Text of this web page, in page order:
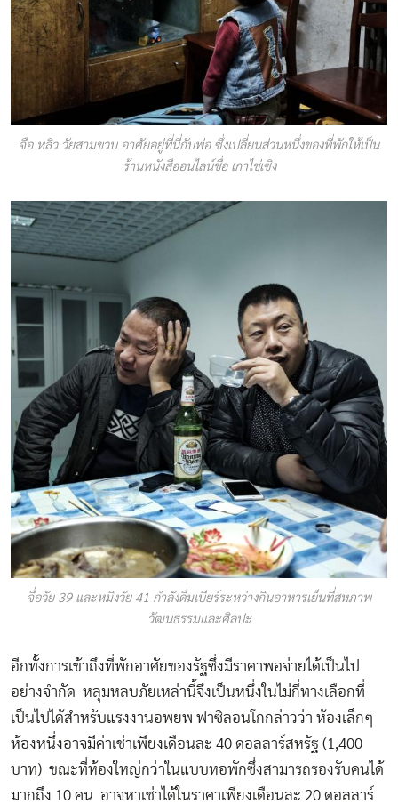
จือ หลิว วัยสามขวบ อาศัยอยู่ที่นี่กับพ่อ ซึ่งเปลี่ยนส่วนหนึ่งของที่พักให้เป็น
ร้านหนังสืออนไลน์ชื่อ เกาไช่เซิง
จื่อวัย 39 และหมิงวัย 41 กำลังดื่มเบียร์ระหว่างกินอาหารเย็นที่สหภาพ
วัฒนธรรมและศิลปะ
อีกทั้งการเข้าถึงที่พักอาศัยของรัฐซึ่งมีราคาพอจ่ายได้เป็นไป
อย่างจำกัด หลุมหลบภัยเหล่านี้จึงเป็นหนึ่งในไม่กี่ทางเลือกที่
เป็นไปได้สำหรับแรงงานอพยพ ฟาซิลอนโกกล่าวว่า ห้องเล็กๆ
ห้องหนึ่งอาจมีค่าเช่าเพียงเดือนละ 40 ดอลลาร์สหรัฐ (1,400
บาท) ขณะที่ห้องใหญ่กว่าในแบบหอพักซึ่งสามารถรองรับคนได้
มากถึง 10 คน อาจหาเช่าได้ในราคาเพียงเดือนละ 20 ดอลลาร์